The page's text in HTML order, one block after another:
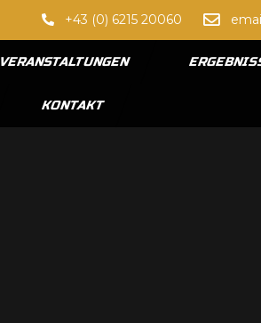
+43 (0) 6215 20060
VERANSTALTUNGEN
KONTAKT